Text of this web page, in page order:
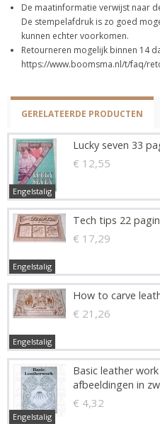
De maatinformatie verwijst naar
De stempelafdruk is zo goed
kunnen echter voorkomen.
Retourneren mogelijk binnen 14
https://www.boomsma.nl/t/faq/
GERELATEERDE PRODUCTEN
Lucky seven 33
€ 12,55
Engelstalig
Tech tips 22
€ 17,29
Engelstalig
How to carve
€ 21,26
Engelstalig
Basic leather
afbeeldingen in
€ 4,32
Engelstalig